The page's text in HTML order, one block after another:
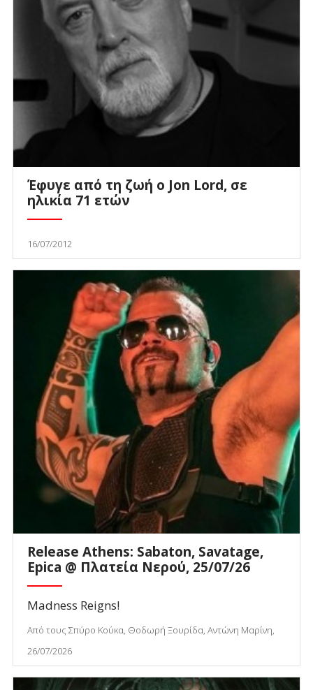
Έφυγε από τη ζωή ο Jon Lord, σε
ηλικία 71 ετών
16/07/2012
Release Athens: Sabaton, Savatage,
Epica @ Πλατεία Νερού, 25/07/26
Madness Reigns!
Από τους Σπύρο Κούκα, Θοδωρή Ξουρίδα, Αντώνη Μαρίνη,
26/07/2026